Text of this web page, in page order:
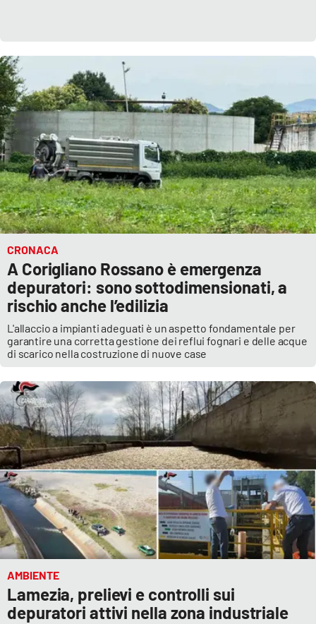
CRONACA
A Corigliano Rossano è emergenza
depuratori: sono sottodimensionati, a
rischio anche l’edilizia
L'allaccio a impianti adeguati è un aspetto fondamentale per
garantire una corretta gestione dei reflui fognari e delle acque
di scarico nella costruzione di nuove case
AMBIENTE
Lamezia, prelievi e controlli sui
depuratori attivi nella zona industriale